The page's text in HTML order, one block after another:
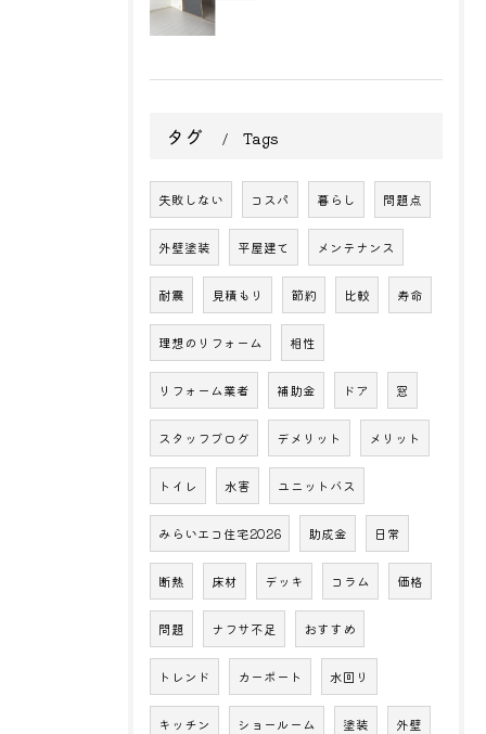
タグ Tags
失敗しない コスパ 暮らし 問題点
外壁塗装 平屋建て メンテナンス
耐震 見積もり 節約 比較 寿命
理想のリフォーム 相性
リフォーム業者 補助金 ドア 窓
スタッフブログ デメリット メリット
トイレ 水害 ユニットバス
みらいエコ住宅2026 助成金 日常
断熱 床材 デッキ コラム 価格
問題 ナフサ不足 おすすめ
トレンド カーポート 水回り
キッチン ショールーム 塗装 外壁